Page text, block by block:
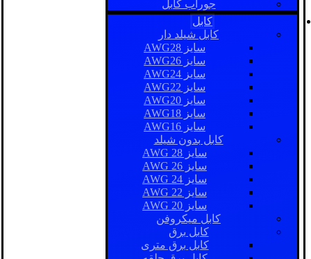
جوراب کابل
کابل
کابل شیلد دار
سایز AWG28
سایز AWG26
سایز AWG24
سایز AWG22
سایز AWG20
سایز AWG18
سایز AWG16
کابل بدون شیلد
سایز AWG 28
سایز AWG 26
سایز AWG 24
سایز AWG 22
سایز AWG 20
کابل میکروفن
کابل برق
کابل برق متری